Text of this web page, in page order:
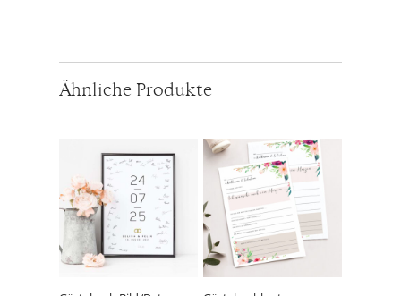
Ähnliche Produkte
weist
mehrere
Varianten
auf.
Die
Dieses
Produkt
weist
mehrere
Varianten
auf.
Die
Optionen